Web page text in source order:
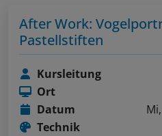
After Work:
Pastellstiften
Kursleitung
Ort
Datum
Technik